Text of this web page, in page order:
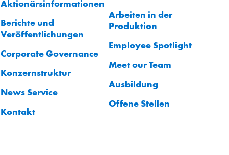
Aktionärsinformationen
Berichte und
Veröffentlichungen
Corporate Governance
Konzernstruktur
News Service
Kontakt
Arbeiten in der
Produktion
Employee Spotlight
Meet our Team
Ausbildung
Offene Stellen